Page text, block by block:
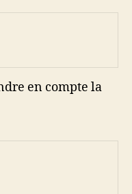
en compte la